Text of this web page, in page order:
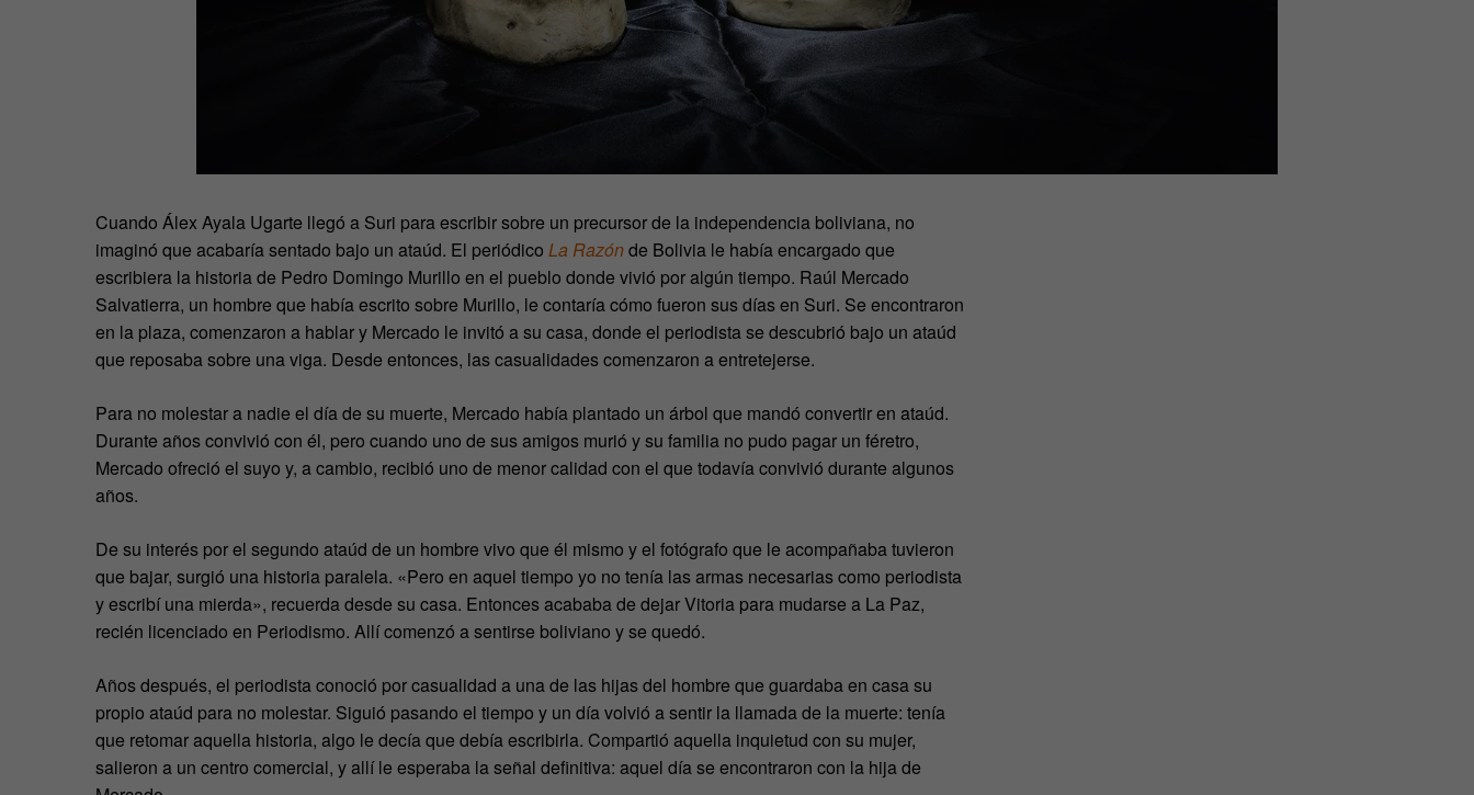
Cuando Álex Ayala Ugarte llegó a Suri para escribir sobre un precursor de la independencia boliviana, no
imaginó que acabaría sentado bajo un ataúd. El periódico La Razónde Bolivia le había encargado que
escribiera la historia de Pedro Domingo Murillo en el pueblo donde vivió por algún tiempo. Raúl Mercado
Salvatierra, un hombre que había escrito sobre Murillo, le contaría cómo fueron sus días en Suri. Se encontraron
en la plaza, comenzaron a hablar y Mercado le invitó a su casa, donde el periodista se descubrió bajo un ataúd
que reposaba sobre una viga. Desde entonces, las casualidades comenzaron a entretejerse.
Para no molestar a nadie el día de su muerte, Mercado había plantado un árbol que mandó convertir en ataúd.
Durante años convivió con él, pero cuando uno de sus amigos murió y su familia no pudo pagar un féretro,
Mercado ofreció el suyo y, a cambio, recibió uno de menor calidad con el que todavía convivió durante algunos
años.
De su interés por el segundo ataúd de un hombre vivo que él mismo y el fotógrafo que le acompañaba tuvieron
que bajar, surgió una historia paralela. «Pero en aquel tiempo yo no tenía las armas necesarias como periodista
y escribí una mierda», recuerda desde su casa. Entonces acababa de dejar Vitoria para mudarse a La Paz,
recién licenciado en Periodismo. Allí comenzó a sentirse boliviano y se quedó.
Años después, el periodista conoció por casualidad a una de las hijas del hombre que guardaba en casa su
propio ataúd para no molestar. Siguió pasando el tiempo y un día volvió a sentir la llamada de la muerte: tenía
que retomar aquella historia, algo le decía que debía escribirla. Compartió aquella inquietud con su mujer,
salieron a un centro comercial, y allí le esperaba la señal definitiva: aquel día se encontraron con la hija de